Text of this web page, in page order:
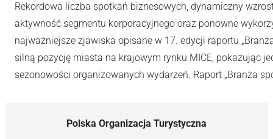
Rekordowa liczba spotkań biznesowych, dynamiczny
aktywność segmentu korporacyjnego oraz ponowne
najważniejsze zjawiska opisane w 17. edycji raportu
silną pozycję miasta na krajowym rynku MICE, pokazując
sezonowości organizowanych wydarzeń. Raport „Branża
Polska Organizacja Turystyczna